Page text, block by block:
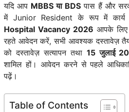
यदि आप MBBS या BDS पास हैं और
में Junior Resident के रूप में कार्य
Hospital Vacancy 2026 आपके
रहते आवेदन करें, सभी आवश्यक दस्तावेज़
को दस्तावेज़ सत्यापन तथा 15 जुलाई
शामिल हों। आवेदन करने से पहले
पढ़ें।
Table of Contents